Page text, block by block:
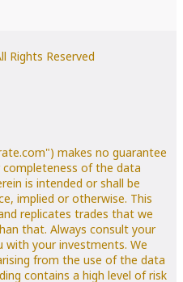
Rights Reserved
makes no guarantee
of the data
is intended or shall be
implied or otherwise. This
replicates trades that we
that. Always consult your
with your investments. We
from the use of the data
contains a high level of risk